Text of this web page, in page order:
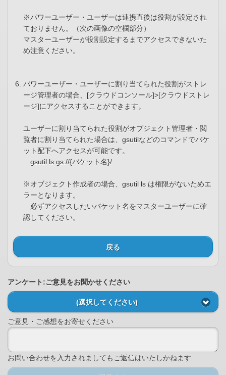
※パワーユーザー・ユーザーは連携直後は役割が設定され
ておりません。（次の画像の空欄部分）
マスターユーザーが役割設定するまでアクセスできないた
め注意ください。
パワーユーザー・ユーザーに割り当てられた役割がストレ
ージ管理者の場合、[クラウドコンソール]>[クラウドストレ
ージ]にアクセスすることができます。
ユーザーに割り当てられた役割がオブジェクト管理者・閲
覧者に割り当てられた場合は、gsutilなどのコマンドでバケ
ット配下へアクセスが可能です。
gsutil ls gs://{バケット名}/
※オブジェクト作成者の場合、gsutil ls は権限がないためエ
ラーとなります。
必ずアクセスしたいバケット名をマスターユーザーに確
認してください。
戻る
アンケート:ご意見をお聞かせください
(選択してください)
ご意見・ご感想をお寄せください
お問い合わせを入力されましてもご返信はいたしかねます